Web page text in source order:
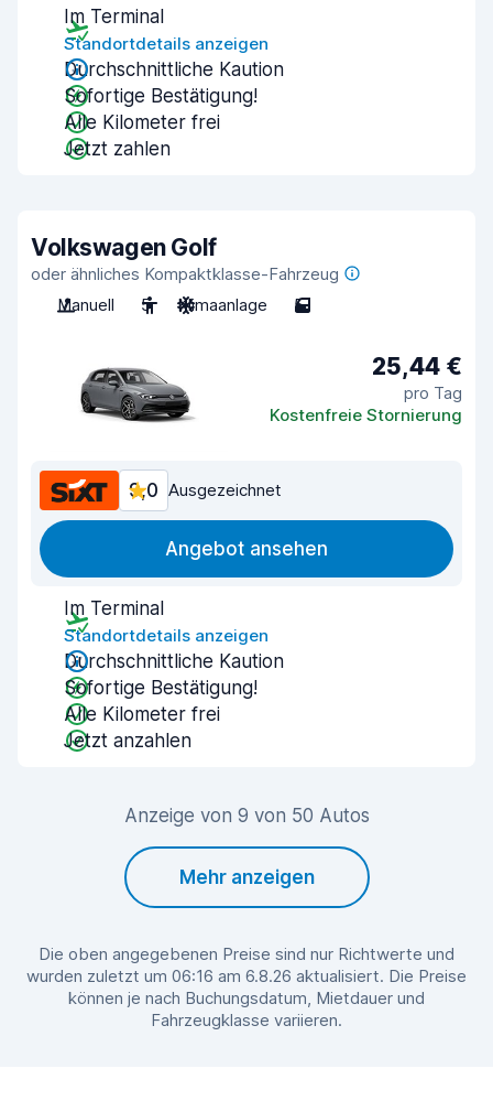
Im Terminal
Standortdetails anzeigen
Durchschnittliche Kaution
Sofortige Bestätigung!
Alle Kilometer frei
Jetzt zahlen
Volkswagen Golf
oder ähnliches Kompaktklasse-Fahrzeug
Manuell
5 Klimaanlage 5
25,44 €
pro Tag
Kostenfreie Stornierung
9,0 Ausgezeichnet
Angebot ansehen
Im Terminal
Standortdetails anzeigen
Durchschnittliche Kaution
Sofortige Bestätigung!
Alle Kilometer frei
Jetzt anzahlen
Anzeige von 9 von 50 Autos
Mehr anzeigen
Die oben angegebenen Preise sind nur Richtwerte und
wurden zuletzt um 06:16 am 6.8.26 aktualisiert. Die Preise
können je nach Buchungsdatum, Mietdauer und
Fahrzeugklasse variieren.